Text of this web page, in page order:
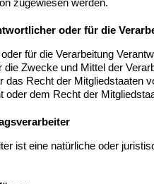
zugewiesen werden.
oder für die
für die Verarbeitung
die Zwecke und Mittel der
das Recht der Mitgliedstaaten
oder dem Recht der
ist eine natürliche oder